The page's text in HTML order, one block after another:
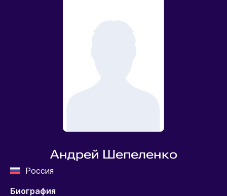
Андрей Шепеленко
Россия
Биография